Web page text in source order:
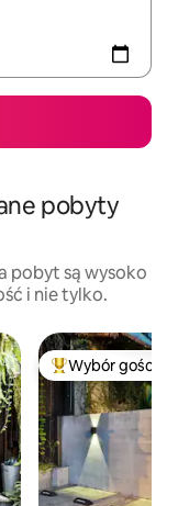
pobyty
pobyt są wysoko
i nie tylko.
Wybór gości